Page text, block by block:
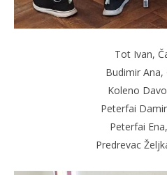
Tot Ivan,
Budimir Ana,
Koleno
Peterfai
Peterfai
Predrevac